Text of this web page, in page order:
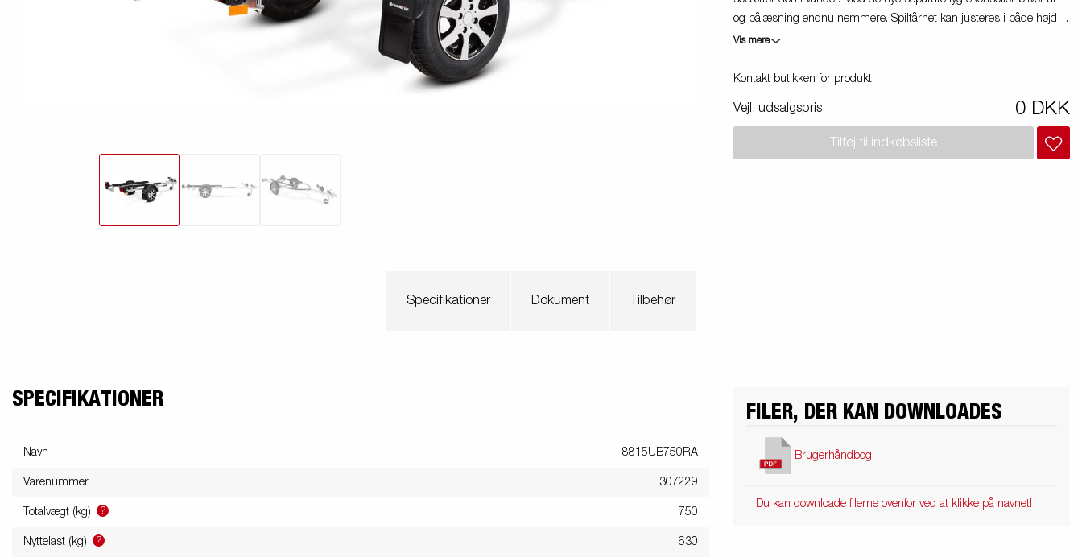
Trailer med tip Vandsport
Produktguide - Elbil
Køreskole
Hjul / Fælge /
Skærme
og pålæsning endnu nemmere. Spiltårnet kan justeres i både højde
og længde. Vi gør opmærksom på, at billederne kan være illustrative,
Vis mere
Kontakt butikken for produkt
Vejl. udsalgspris 0 DKK
Tilføj til indkøbsliste
Specifikationer Dokument Tilbehør
SPECIFIKATIONER
Navn 8815UB750RA
Varenummer 307229
Totalvægt (kg) ? 750
Nyttelast (kg) ? 630
FILER, DER KAN DOWNLOADES
Brugerhåndbog
Du kan downloade filerne ovenfor ved at klikke på navnet!